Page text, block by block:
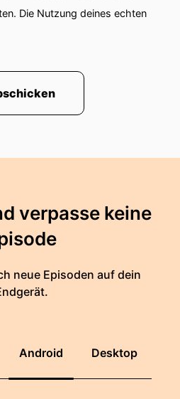
Die Nutzung deines echten
verpasse keine
neue Episoden auf dein
Android Desktop